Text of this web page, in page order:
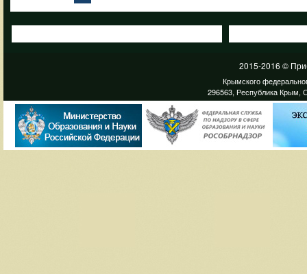
2015-2016 ©
Крымского
296563, Республика Крым,